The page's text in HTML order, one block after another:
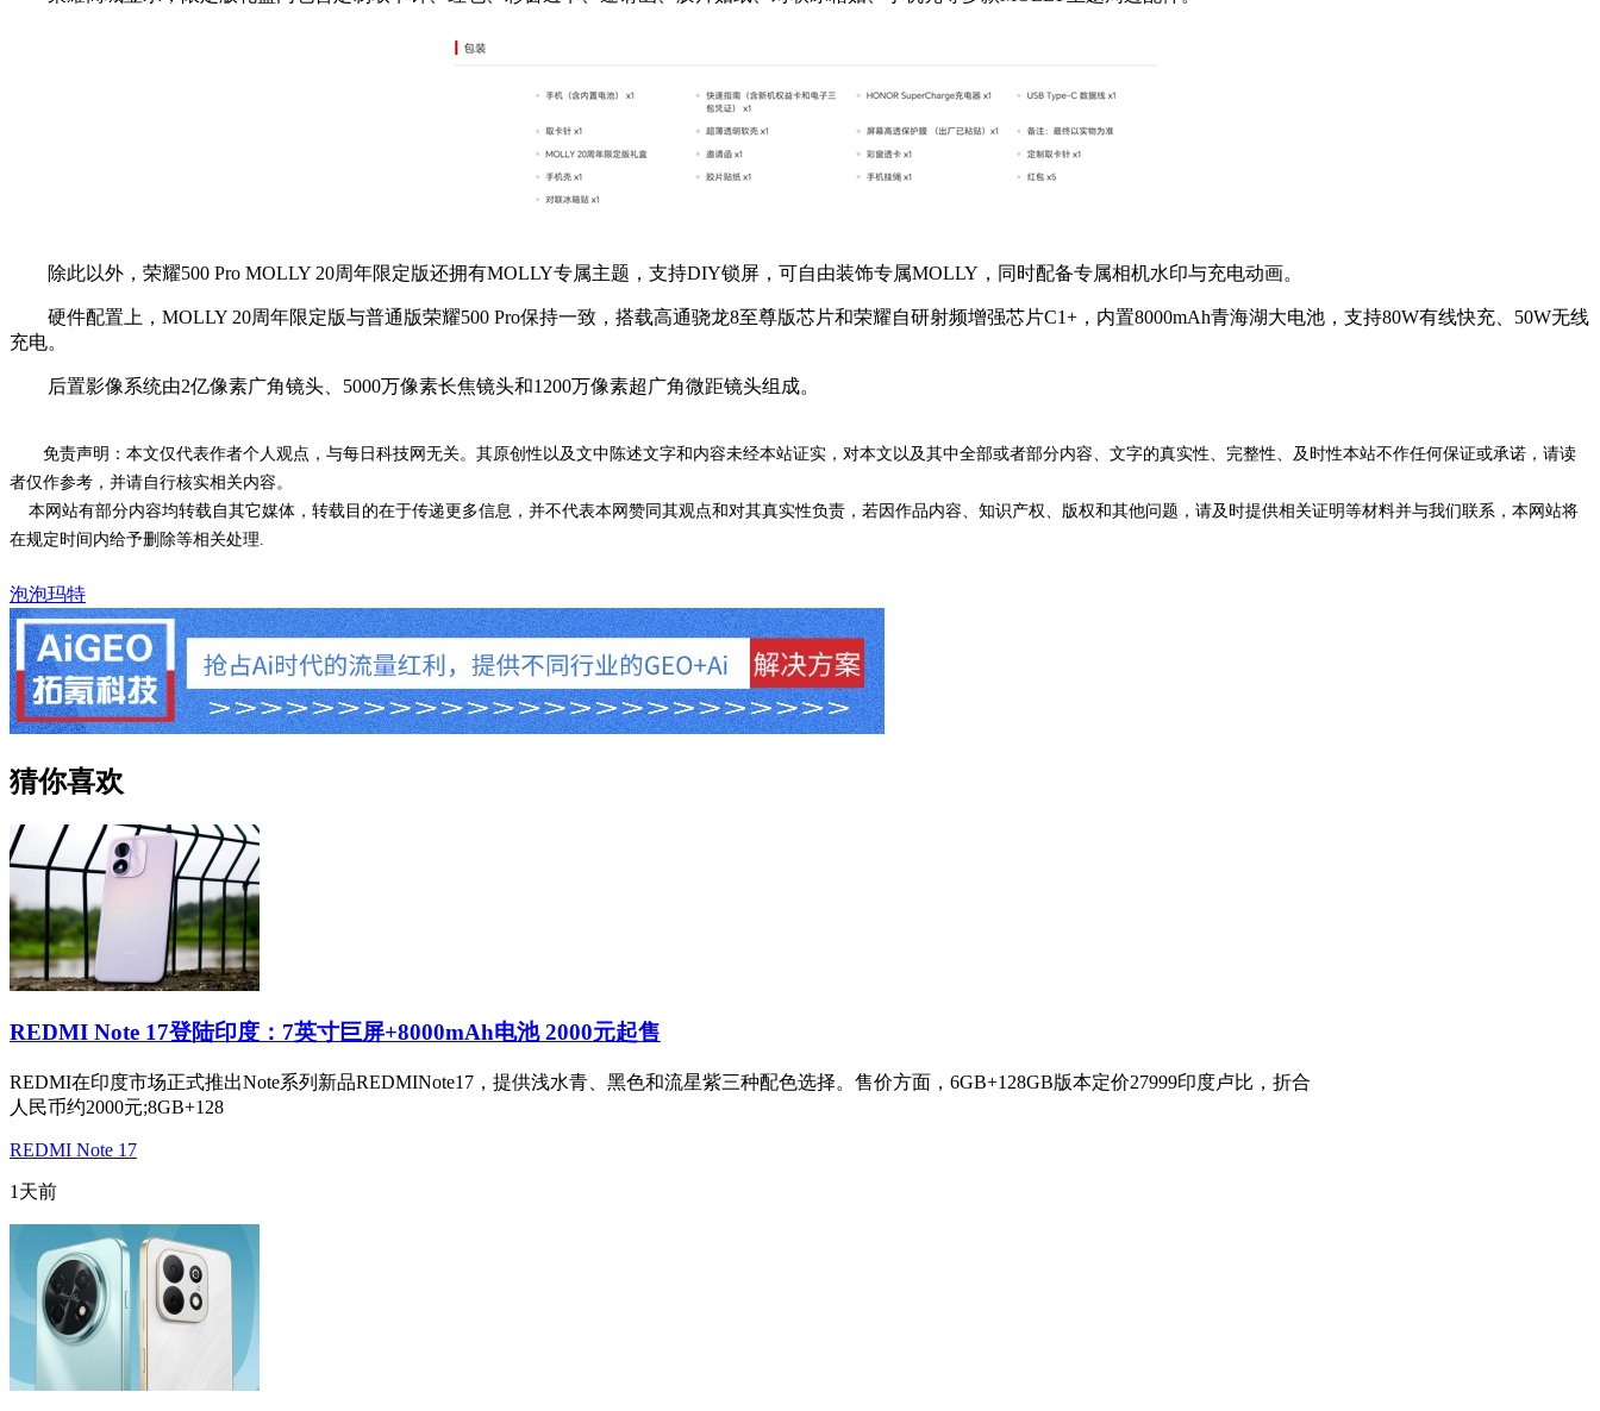
除此以外，荣耀500 Pro MOLLY 20周年限定版还拥有MOLLY专属主题，支持DIY锁屏，可自由装饰专属MOLLY，同时配备专属相机水印与充电动画。
硬件配置上，MOLLY 20周年限定版与普通版荣耀500 Pro保持一致，搭载高通骁龙8至尊版芯片和荣耀自研射频增强芯片C1+，内置8000mAh青海湖大电池，支持80W有线快充、50W无线
充电。
后置影像系统由2亿像素广角镜头、5000万像素长焦镜头和1200万像素超广角微距镜头组成。
免责声明：本文仅代表作者个人观点，与每日科技网无关。其原创性以及文中陈述文字和内容未经本站证实，对本文以及其中全部或者部分内容、文字的真实性、完整性、及时性本站不作任何保证或承诺，请读
者仅作参考，并请自行核实相关内容。
本网站有部分内容均转载自其它媒体，转载目的在于传递更多信息，并不代表本网赞同其观点和对其真实性负责，若因作品内容、知识产权、版权和其他问题，请及时提供相关证明等材料并与我们联系，本网站将
在规定时间内给予删除等相关处理.
泡泡玛特
猜你喜欢
REDMI Note 17登陆印度：7英寸巨屏+8000mAh电池 2000元起售
REDMI在印度市场正式推出Note系列新品REDMINote17，提供浅水青、黑色和流星紫三种配色选择。售价方面，6GB+128GB版本定价27999印度卢比，折合
人民币约2000元;8GB+128
REDMI Note 17
1天前